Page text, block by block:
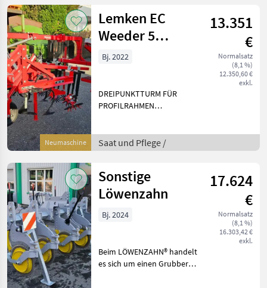
TIEFENFÜHRUNGSRAD
300X100 MM R
Neumaschine
Lemken EC
Weeder 5
3x50cm
13.351
€
Normalsatz
(8,1 %)
12.350,60 €
exkl.
Bj. 2022
DREIPUNKTTURM FÜR
PROFILRAHMEN
ABSTELLSTÜTZE LANG FÜR
RAHMEN 80X80 COMBI-
TIEFENFÜHRUNGSRAD
300X100 MM,
Saat und Pflege /
Sonstige
Löwenzahn
17.624
€
Normalsatz
(8,1 %)
16.303,42 €
exkl.
Bj. 2024
Beim LÖWENZAHN® handelt
es sich um einen Grubber